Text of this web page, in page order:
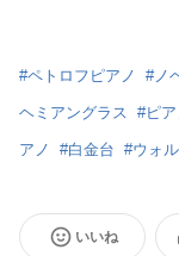
#ペトロフピアノ #ノ
ヘミアングラス #ピ
アノ #白金台 #ウォ
いいね